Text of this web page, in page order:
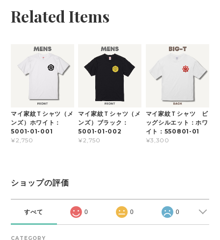
Related Items
マイ家紋Ｔシャツ（メ
ンズ）ホワイト：
5001-01-001
¥2,750
マイ家紋Ｔシャツ（メ
ンズ）ブラック：
5001-01-002
¥2,750
マイ家紋Ｔシャツ ビ
ッグシルエット：ホワ
イト：550801-01
¥3,300
ショップの評価
すべて 0 0 0
CATEGORY